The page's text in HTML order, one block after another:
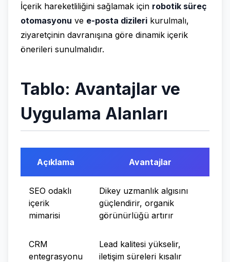
İçerik hareketliliğini sağlamak için robotik süreç
otomasyonu ve e-posta dizileri kurulmalı,
ziyaretçinin davranışına göre dinamik içerik
önerileri sunulmalıdır.
Tablo: Avantajlar ve
Uygulama Alanları
Açıklama Avantajlar
SEO odaklı
içerik
mimarisi
Dikey uzmanlık algısını
güçlendirir, organik
görünürlüğü artırır
CRM
entegrasyonu
Lead kalitesi yükselir,
iletişim süreleri kısalır